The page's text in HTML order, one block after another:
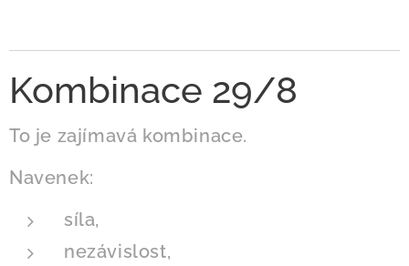
Kombinace 29/8
To je zajímavá kombinace.
Navenek:
síla,
nezávislost,